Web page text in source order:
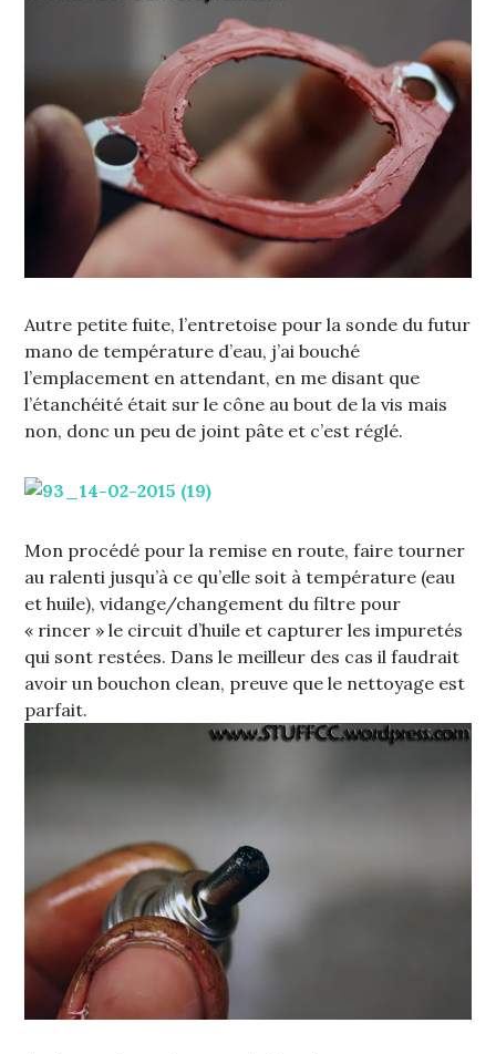
Autre petite fuite, l’entretoise pour la sonde du futur
mano de température d’eau, j’ai bouché
l’emplacement en attendant, en me disant que
l’étanchéité était sur le cône au bout de la vis mais
non, donc un peu de joint pâte et c’est réglé.
Mon procédé pour la remise en route, faire tourner
au ralenti jusqu’à ce qu’elle soit à température (eau
et huile), vidange/changement du filtre pour
« rincer » le circuit d’huile et capturer les impuretés
qui sont restées. Dans le meilleur des cas il faudrait
avoir un bouchon clean, preuve que le nettoyage est
parfait.